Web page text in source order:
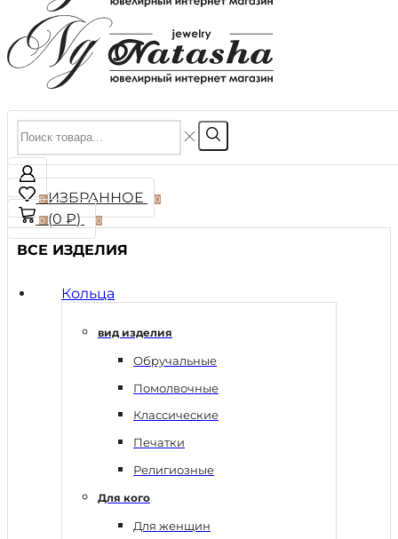
0ИЗБРАННОЕ 0
0(0₽) 0
ВСЕ ИЗДЕЛИЯ
Кольца
вид изделия
Обручальные
Помолвочные
Классические
Печатки
Религиозные
Для кого
Для женщин